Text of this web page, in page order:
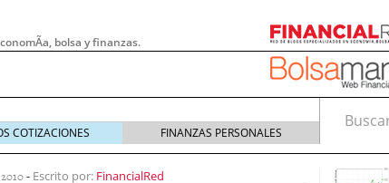
bolsa y finanzas.
COTIZACIONES FINANZAS PERSONALES
Buscar
- Escrito por: FinancialRed